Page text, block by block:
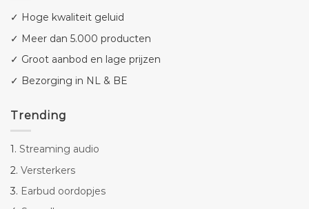
✓ Hoge kwaliteit geluid
✓ Meer dan 5.000 producten
✓ Groot aanbod en lage prijzen
✓ Bezorging in NL & BE
Trending
1. Streaming audio
2. Versterkers
3. Earbud oordopjes